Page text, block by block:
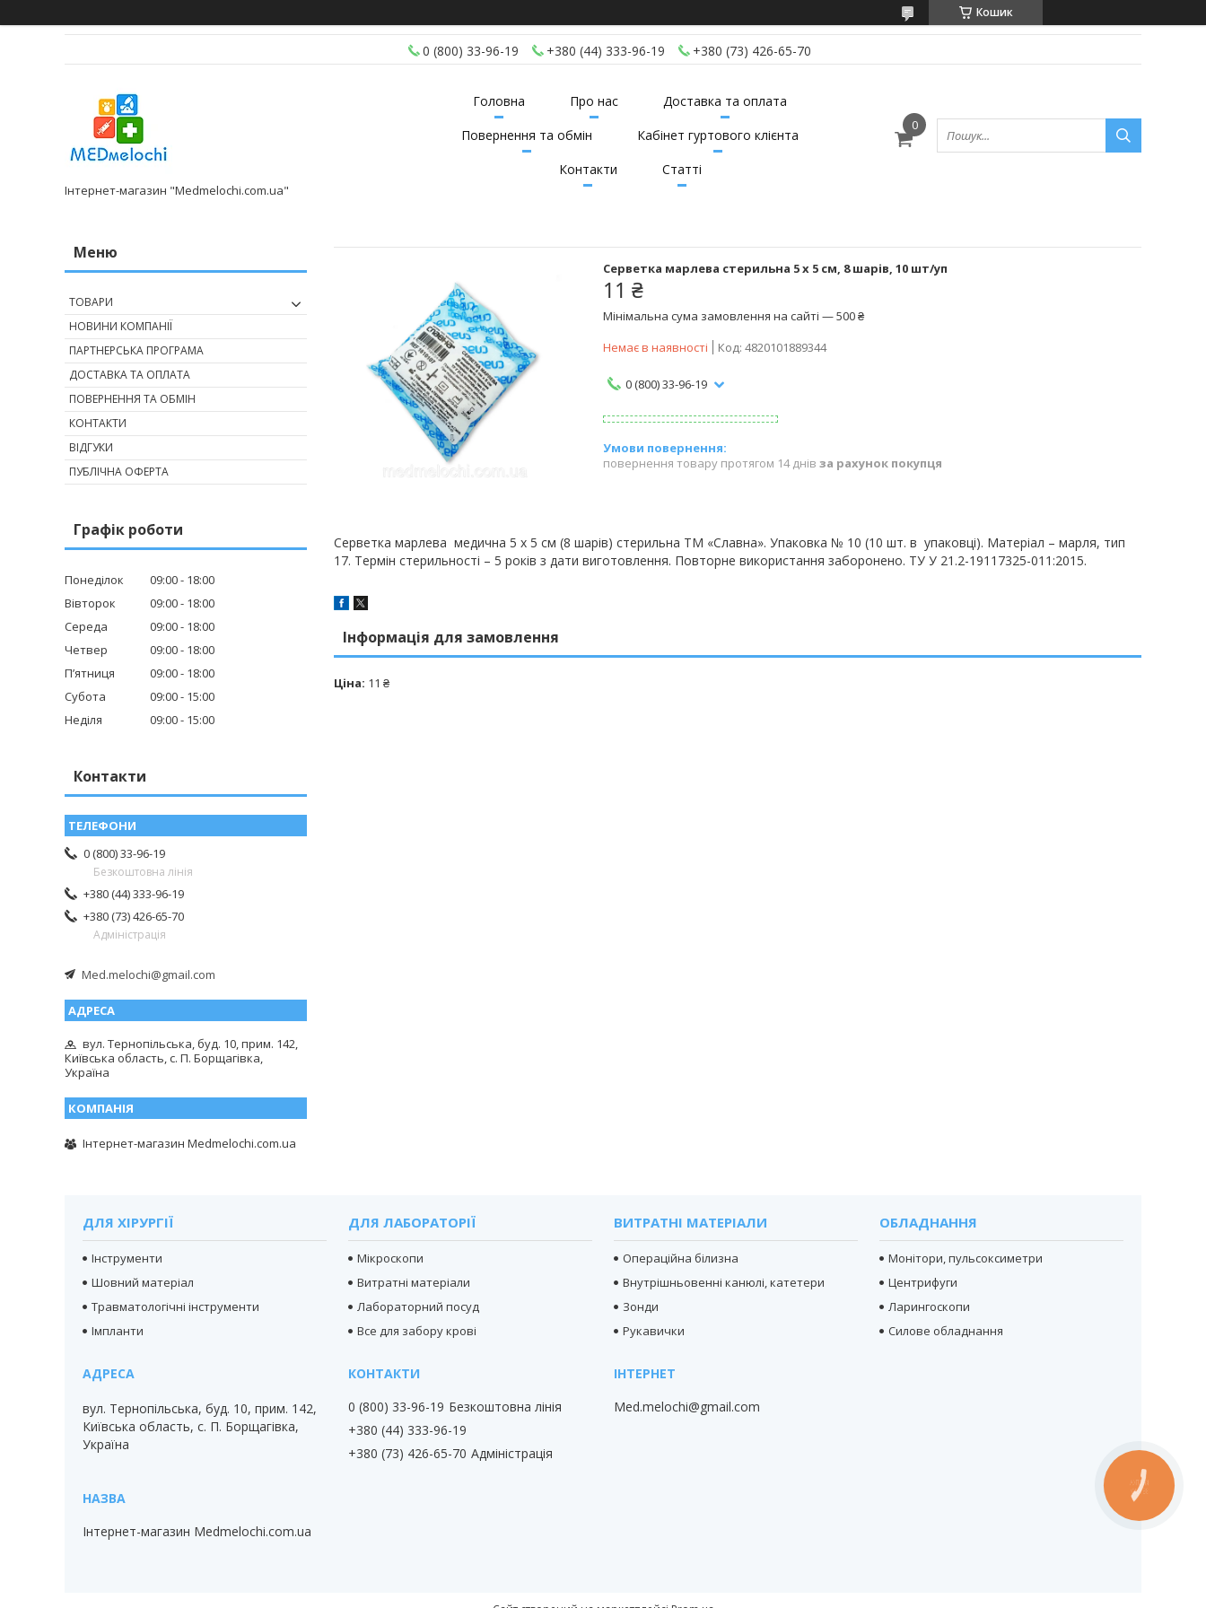
Кошик
0 (800) 33-96-19 +380 (44) 333-96-19 +380 (73) 426-65-70
Інтернет-магазин "Medmelochi.com.ua"
Головна Про нас
Доставка та оплата
Повернення та обмін
Кабінет гуртового клієнта
Контакти
Статті
Серветка марлева стерильна 5 х 5 см, 8 шарів, 10 шт/уп
11 ₴
Мінімальна сума замовлення на сайті — 500 ₴
Немає в наявності
Код: 4820101889344
0 (800) 33-96-19
повернення товару протягом 14 днів за рахунок покупця
Серветка марлева медична 5 х 5 см (8 шарів) стерильна ТМ «Славна». Упаковка № 10 (10 шт. в упаковці). Матеріал – марля, тип
17. Термін стерильності – 5 років з дати виготовлення. Повторне використання заборонено. ТУ У 21.2-19117325-011:2015.
Інформація для замовлення
Ціна: 11 ₴
ТОВАРИ
НОВИНИ КОМПАНІЇ
ПАРТНЕРСЬКА ПРОГРАМА
ДОСТАВКА ТА ОПЛАТА
ПОВЕРНЕННЯ ТА ОБМІН
КОНТАКТИ
ВІДГУКИ
ПУБЛІЧНА ОФЕРТА
Графік роботи
Понеділок 09:00
18:00
Вівторок
09:00
18:00
Середа
09:00
18:00
Четвер
09:00
18:00
Пʼятниця
09:00
18:00
Субота
09:00
15:00
Неділя
09:00 15:00
Контакти
0 (800) 33-96-19
Безкоштовна лінія
+380 (44) 333-96-19
+380 (73) 426-65-70
Адміністрація
Med.melochi@gmail.com
вул. Тернопільська, буд. 10, прим. 142,
Київська область, с. П. Борщагівка,
Україна
Інтернет-магазин Medmelochi.com.ua
ДЛЯ ХІРУРГІЇ
Інструменти
Шовний матеріал
Травматологічні інструменти
Імпланти
ДЛЯ ЛАБОРАТОРІЇ
Мікроскопи
Витратні матеріали
Лабораторний посуд
Все для забору крові
ВИТРАТНІ МАТЕРІАЛИ
Операційна білизна
Внутрішньовенні канюлі, катетери
Зонди
Рукавички
ОБЛАДНАННЯ
Монітори, пульсоксиметри
Центрифуги
Ларингоскопи
Силове обладнання
вул. Тернопільська, буд. 10, прим. 142,
Київська область, с. П. Борщагівка,
Україна
Інтернет-магазин Medmelochi.com.ua
0 (800) 33-96-19 Безкоштовна лінія
+380 (44) 333-96-19
+380 (73) 426-65-70 Адміністрація
Med.melochi@gmail.com
КНОПКА
ЗВ'ЯЗКУ